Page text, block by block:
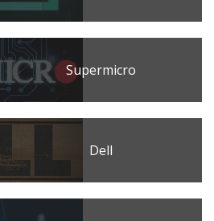
Supermicro
Dell